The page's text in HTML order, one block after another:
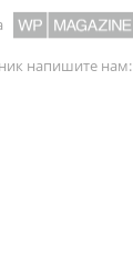
напишите нам: